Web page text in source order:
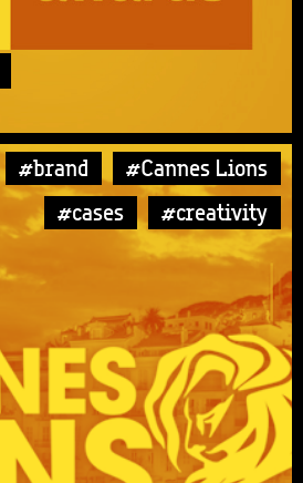
#brand
#Cannes Lions
#cases
#creativity